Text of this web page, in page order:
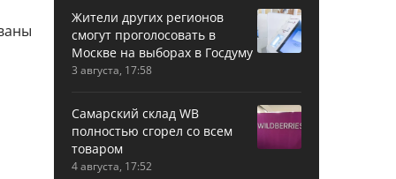
Жители других регионов
смогут проголосовать в
Москве на выборах в Госдуму
3 августа, 17:58
Самарский склад WB
полностью сгорел со всем
товаром
4 августа, 17:52